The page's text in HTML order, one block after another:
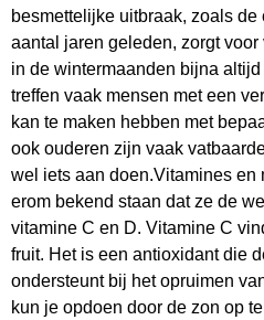
besmettelijke uitbraak, zoals
aantal jaren geleden, zorgt
in de wintermaanden bijna
treffen vaak mensen met een
kan te maken hebben met
ook ouderen zijn vaak
wel iets aan doen.Vitamines
erom bekend staan dat ze de
vitamine C en D. Vitamine C
fruit. Het is een antioxidant die
ondersteunt bij het opruimen
kun je opdoen door de zon op